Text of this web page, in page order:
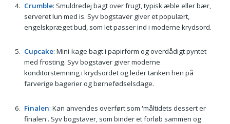
Crumble: Smuldredej bagt over frugt, typisk æble eller bær,
serveret lun med is. Syv bogstaver giver et populært,
engelskpræget bud, som let passer ind i moderne krydsord.
Cupcake: Mini-kage bagt i papirform og overdådigt pyntet
med frosting. Syv bogstaver giver moderne
konditorstemning i krydsordet og leder tanken hen på
farverige bagerier og børnefødselsdage.
Finalen: Kan anvendes overført som 'måltidets dessert er
finalen'. Syv bogstaver, som binder et forløb sammen og